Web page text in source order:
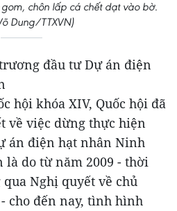
chôn lấp cá chết dạt vào bờ.
Dung/TTXVN)
đầu tư Dự án điện
hội khóa XIV, Quốc hội đã
về việc dừng thực hiện
án điện hạt nhân Ninh
là do từ năm 2009 - thời
Nghị quyết về chủ
cho đến nay, tình hình